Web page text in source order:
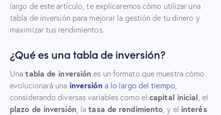
largo de este artículo, te explicaremos cómo utilizar una
tabla de inversión para mejorar la gestión de tu dinero y
maximizar tus rendimientos.
¿Qué es una tabla de inversión?
Unatabla de inversión es un formato que muestra cómo
evolucionará una inversión a lo largo del tiempo,
considerando diversas variables como elcapital inicial, el
plazo de inversión, latasa de rendimiento, y el interés